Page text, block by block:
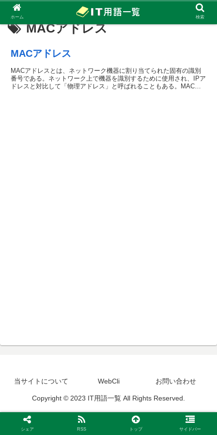
MACアドレス
MACアドレス
MACアドレスとは、ネットワーク機器に割り当てられた固有の識別
番号である。ネットワーク上で機器を識別するために使用され、IPア
ドレスと対比して「物理アドレス」と呼ばれることもある。MACア
当サイトについて WebCli お問い合わせ
Copyright © 2023 IT用語一覧 All Rights Reserved.
ホーム 検索
シェア RSS トップ サイドバー